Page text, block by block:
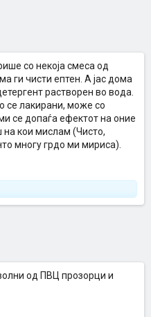
со некоја смеса од
ги чисти ептен. А јас дома
растворен во вода.
се лакирани, може со
се допаѓа ефектот на оние
на кои мислам (Чисто,
многу грдо ми мириса).
од ПВЦ прозорци и